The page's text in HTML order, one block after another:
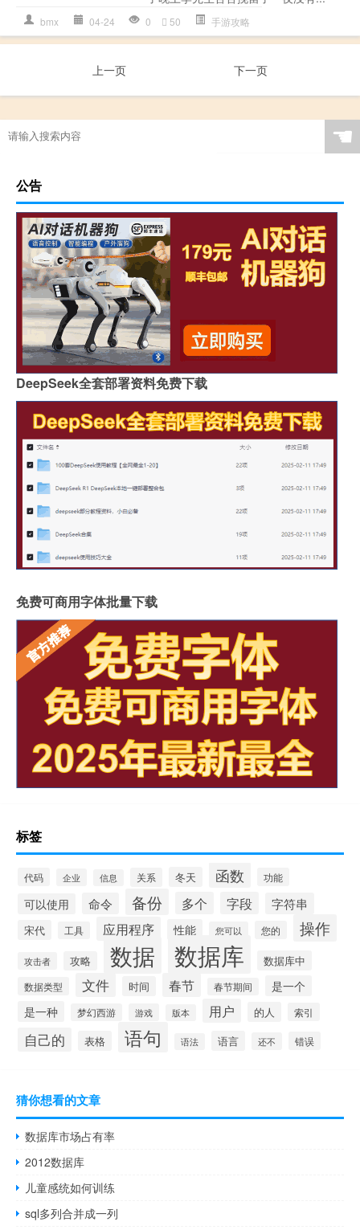
bmx 04-24 0 50 手游攻略
上一页 下一页
☚
公告
DeepSeek全套部署资料免费下载
免费可商用字体批量下载
标签
代码 企业 信息 关系 冬天 函数 功能
可以使用 命令 备份 多个 字段 字符串
宋代 工具 应用程序 性能 您可以 您的 操作
攻击者 攻略 数据 数据库 数据库中
数据类型 文件 时间 春节 春节期间
是一个
是一种
梦幻西游 游戏 版本 用户 的人 索引
自己的 表格 语句 语法 语言 还不 错误
猜你想看的文章
数据库市场占有率
2012数据库
儿童感统如何训练
sql多列合并成一列